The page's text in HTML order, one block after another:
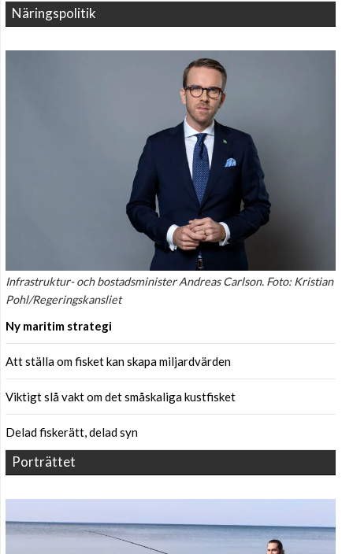
Näringspolitik
Infrastruktur- och bostadsminister Andreas Carlson. Foto: Kristian
Pohl/Regeringskansliet
Ny maritim strategi
Att ställa om fisket kan skapa miljardvärden
Viktigt slå vakt om det småskaliga kustfisket
Delad fiskerätt, delad syn
Porträttet